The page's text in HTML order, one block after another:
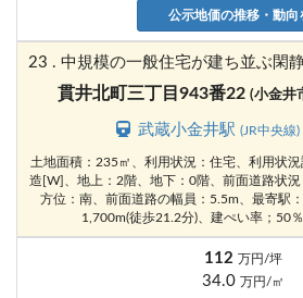
公示地価の推移・動向
23 . 中規模の一般住宅が建ち並ぶ閑
貫井北町三丁目943番22 (小金井
武蔵小金井駅 (JR中央線
土地面積：235㎡、利用状況：住宅、利用状
造[W]、地上：2階、地下：0階、前面道路状
方位：南、前面道路の幅員：5.5m、最寄駅
1,700m(徒歩21.2分)、建ぺい率；50
112 万円/坪
34.0 万円/㎡